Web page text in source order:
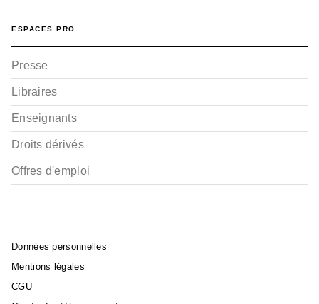
ESPACES PRO
Presse
Libraires
Enseignants
Droits dérivés
Offres d'emploi
Données personnelles
Mentions légales
CGU